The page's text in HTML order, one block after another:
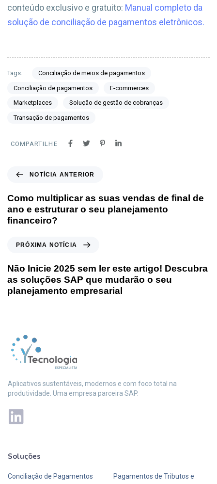
conteúdo exclusivo e gratuito: Manual completo da
solução de conciliação de pagamentos eletrônicos.
Tags: Conciliação de meios de pagamentos
Conciliação de pagamentos E-commerces
Marketplaces Solução de gestão de cobranças
Transação de pagamentos
COMPARTILHE
NOTÍCIA ANTERIOR
Como multiplicar as suas vendas de final de
ano e estruturar o seu planejamento
financeiro?
PRÓXIMA NOTÍCIA
Não Inicie 2025 sem ler este artigo! Descubra
as soluções SAP que mudarão o seu
planejamento empresarial
Aplicativos sustentáveis, modernos e com foco total na
produtividade. Uma empresa parceira SAP.
Soluções
Conciliação de Pagamentos
Pagamentos de Tributos e